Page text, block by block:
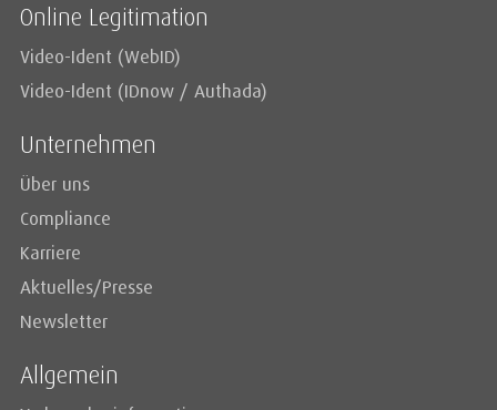
Online Legitimation
Video-Ident (WebID)
Video-Ident (IDnow / Authada)
Unternehmen
Über uns
Compliance
Karriere
Aktuelles/Presse
Newsletter
Allgemein